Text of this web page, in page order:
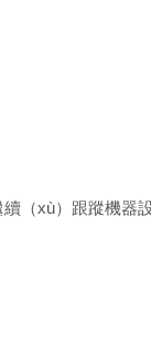
（xù）跟蹤機器